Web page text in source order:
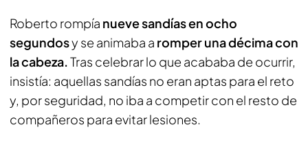
Roberto rompía nueve sandías en ocho
segundosy se animaba a romper una décima con
la cabeza.Tras celebrar lo que acababa de ocurrir,
insistía: aquellas sandías no eran aptas para el reto
y, por seguridad, no iba a competir con el resto de
compañeros para evitar lesiones.